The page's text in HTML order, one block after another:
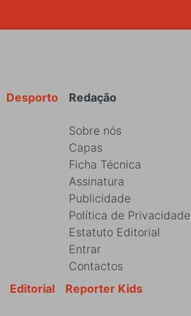
Redação
Sobre nós
Capas
Ficha Técnica
Assinatura
Publicidade
Política de Privacidade
Estatuto Editorial
Entrar
Contactos
Desporto
Reporter Kids
Editorial